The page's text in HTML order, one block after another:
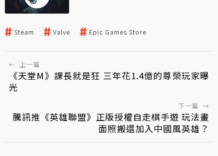
Steam Valve Epic Games Store
← 上一篇
《天堂M》課長就是狂 三年花1.4億的尊榮玩家曝
光
下一篇 →
騰訊推《英雄聯盟》正版授權自走棋手遊 玩法畫
面照搬還加入中國風英雄？